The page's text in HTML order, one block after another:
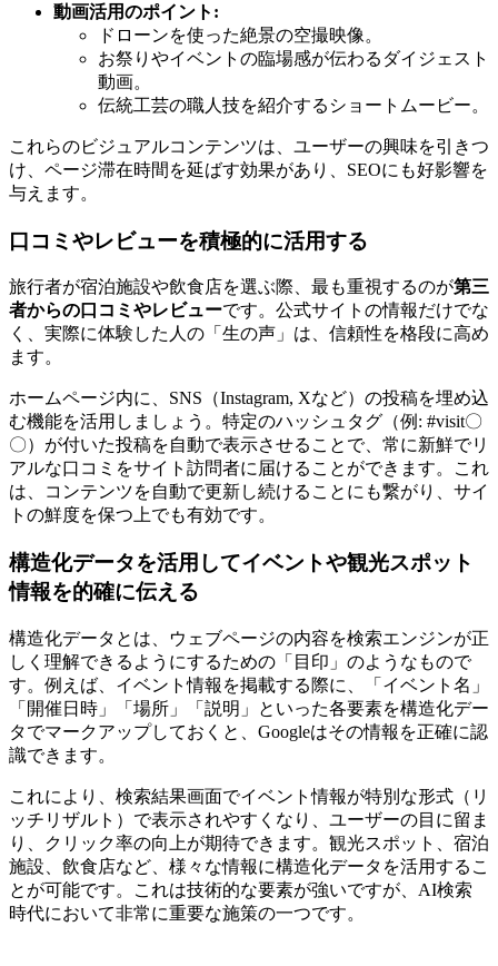
動画活用のポイント:
ドローンを使った絶景の空撮映像。
お祭りやイベントの臨場感が伝わるダイジェスト
動画。
伝統工芸の職人技を紹介するショートムービー。
これらのビジュアルコンテンツは、ユーザーの興味を引きつ
け、ページ滞在時間を延ばす効果があり、SEOにも好影響を
与えます。
口コミやレビューを積極的に活用する
旅行者が宿泊施設や飲食店を選ぶ際、最も重視するのが第三
者からの口コミやレビューです。公式サイトの情報だけでな
く、実際に体験した人の「生の声」は、信頼性を格段に高め
ます。
ホームページ内に、SNS（Instagram, Xなど）の投稿を埋め込
む機能を活用しましょう。特定のハッシュタグ（例: #visit〇
〇）が付いた投稿を自動で表示させることで、常に新鮮でリ
アルな口コミをサイト訪問者に届けることができます。これ
は、コンテンツを自動で更新し続けることにも繋がり、サイ
トの鮮度を保つ上でも有効です。
構造化データを活用してイベントや観光スポット
情報を的確に伝える
構造化データとは、ウェブページの内容を検索エンジンが正
しく理解できるようにするための「目印」のようなもので
す。例えば、イベント情報を掲載する際に、「イベント名」
「開催日時」「場所」「説明」といった各要素を構造化デー
タでマークアップしておくと、Googleはその情報を正確に認
識できます。
これにより、検索結果画面でイベント情報が特別な形式（リ
ッチリザルト）で表示されやすくなり、ユーザーの目に留ま
り、クリック率の向上が期待できます。観光スポット、宿泊
施設、飲食店など、様々な情報に構造化データを活用するこ
とが可能です。これは技術的な要素が強いですが、AI検索
時代において非常に重要な施策の一つです。